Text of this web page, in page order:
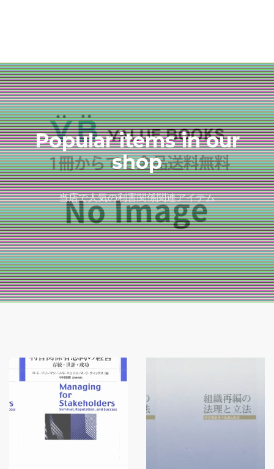
Popular items in our
shop
当店で人気の利害関係関連アイテム